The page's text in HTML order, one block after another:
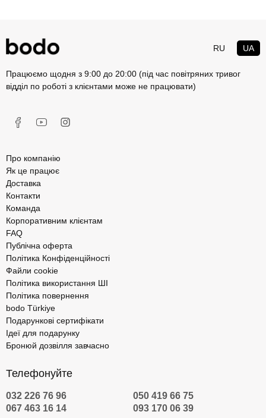
RU UA
Працюємо щодня з 9:00 до 20:00 (під час повітряних тривог
відділ по роботі з клієнтами може не працювати)
Про компанію
Як це працює
Доставка
Контакти
Команда
Корпоративним клієнтам
FAQ
Публічна оферта
Політика Конфіденційності
Файли cookie
Політика використання ШІ
Політика повернення
bodo Türkiye
Подарункові сертифікати
Ідеї для подарунку
Бронюй дозвілля завчасно
Телефонуйте
032 226 76 96
050 419 66 75
067 463 16 14
093 170 06 39